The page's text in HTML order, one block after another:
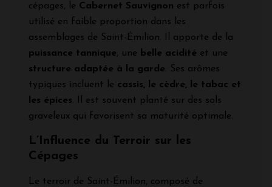
cépages, le Cabernet Sauvignon est parfois
utilisé en faible proportion dans les
assemblages de Saint-Émilion. Il apporte de la
puissance tannique, une belle acidité et une
structure adaptée à la garde. Ses arômes
typiques incluent le cassis, le cèdre, le tabac et
les épices. Il est souvent planté sur des sols
graveleux qui favorisent sa maturité optimale.
L’Influence du Terroir sur les
Cépages
Le terroir de Saint-Émilion, composé de